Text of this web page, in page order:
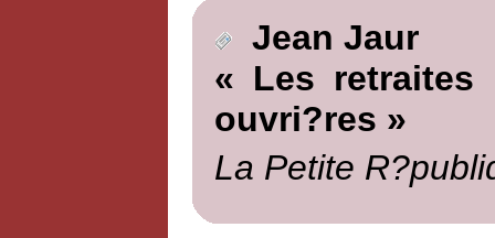
Jean Jaur
« Les
ouvri?res »
La Petite